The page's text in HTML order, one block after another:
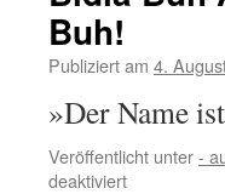
Buh!
Publiziert am 4.
»Der Name
Veröffentlicht unter-
deaktiviertfür